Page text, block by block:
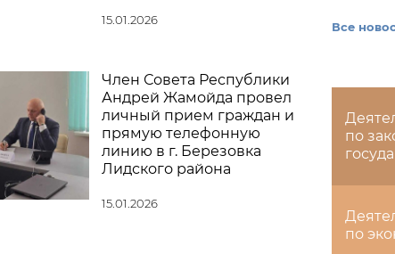
15.01.2026
Член Совета Республики
Андрей Жамойда провел
личный прием граждан и
прямую телефонную
линию в г. Березовка
Лидского района
15.01.2026
Все
по
по